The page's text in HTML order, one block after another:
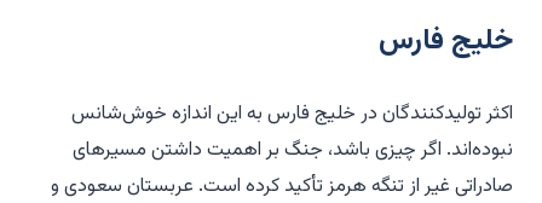
خلیج فارس
اکثر تولیدکنندگان در خلیج فارس به این اندازه خوش‌شانس
نبوده‌اند. اگر چیزی باشد، جنگ بر اهمیت داشتن مسیرهای
صادراتی غیر از تنگه هرمز تأکید کرده است. عربستان سعودی و